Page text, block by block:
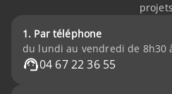
1. Par téléphone
du lundi au vendredi de 8h30
04 67 22 36 55